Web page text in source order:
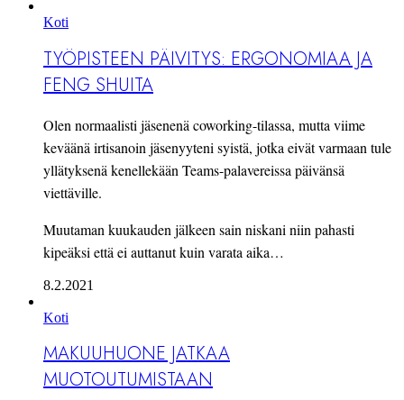
Koti
TYÖPISTEEN PÄIVITYS: ERGONOMIAA JA
FENG SHUITA
Olen normaalisti jäsenenä coworking-tilassa, mutta viime
keväänä irtisanoin jäsenyyteni syistä, jotka eivät varmaan tule
yllätyksenä kenellekään Teams-palavereissa päivänsä
viettäville.
Muutaman kuukauden jälkeen sain niskani niin pahasti
kipeäksi että ei auttanut kuin varata aika…
8.2.2021
Koti
MAKUUHUONE JATKAA
MUOTOUTUMISTAAN